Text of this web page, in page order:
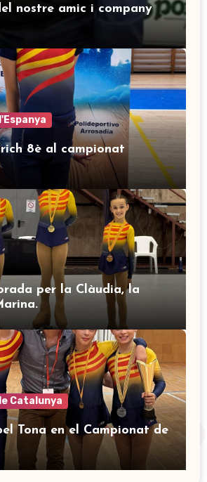
nostre amic i company
8è al campionat
per la Clàudia, la
Catalunya
Tona en el Campionat de